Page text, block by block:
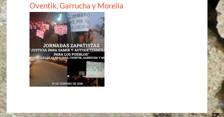
Oventik, Garrucha y Morelia